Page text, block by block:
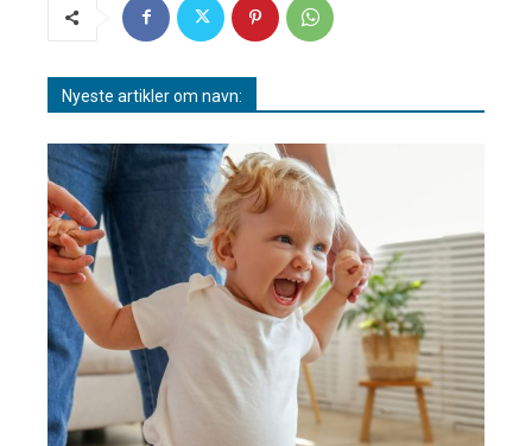
Nyeste artikler om navn: